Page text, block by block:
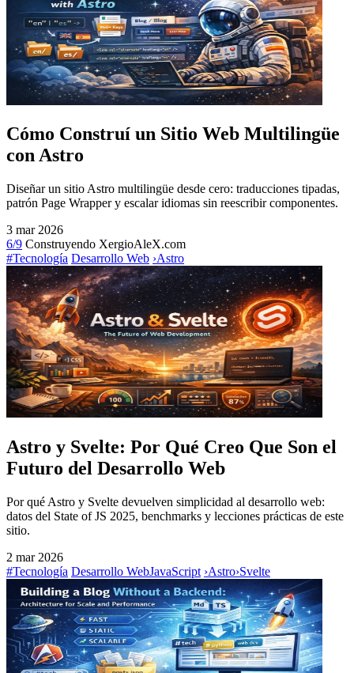
Cómo Construí un Sitio Web Multilingüe
con Astro
Diseñar un sitio Astro multilingüe desde cero: traducciones tipadas,
patrón Page Wrapper y escalar idiomas sin reescribir componentes.
3 mar 2026
6/9 Construyendo XergioAleX.com
#Tecnología Desarrollo Web ›Astro
Astro y Svelte: Por Qué Creo Que Son el
Futuro del Desarrollo Web
Por qué Astro y Svelte devuelven simplicidad al desarrollo web:
datos del State of JS 2025, benchmarks y lecciones prácticas de este
sitio.
2 mar 2026
#Tecnología Desarrollo WebJavaScript ›Astro›Svelte